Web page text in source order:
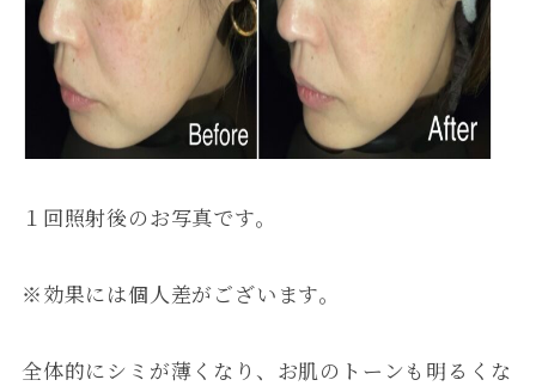
１回照射後のお写真です。
※効果には個人差がございます。
全体的にシミが薄くなり、お肌のトーンも明るくな